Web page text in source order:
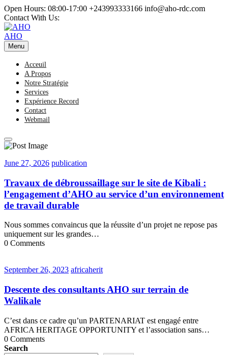
Skip
to
content
Open Hours: 08:00-17:00 +243993333166 info@aho-rdc.com
Contact With Us:
AHO
Menu
Acceuil
A Propos
Notre Stratégie
Services
Expérience Record
Contact
Webmail
June 27, 2026June
2026
publication
Travaux de débroussaillage sur le site de Kibali :
l’engagement d’AHO au service d’un environnement
de travail durable
Nous sommes convaincus que la réussite d’un projet ne repose pas
uniquement sur les grandes…
0 Comments
September 26, 2023September
2023
africaheritafricaherit
Descente des consultants AHO sur terrain de
Walikale
C’est dans ce cadre qu’un PARTENARIAT est engagé entre
AFRICA HERITAGE OPPORTUNITY et l’association sans…
0 Comments
Search